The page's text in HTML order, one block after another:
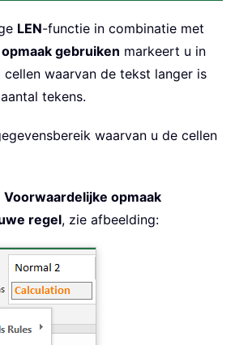
LEN-functie in combinatie met
gebruiken markeert u in
cellen waarvan de tekst langer is
tekens.
waarvan u de cellen
Voorwaardelijke opmaak
regel, zie afbeelding: